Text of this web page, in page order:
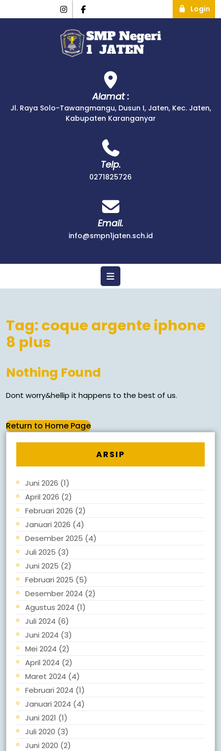
Login
Alamat :
Jl. Raya Solo-Tawangmangu, Dusun I, Jaten, Kec. Jaten,
Kabupaten Karanganyar
Telp.
0271825726
Email.
info@smpn1jaten.sch.id
Tag: coque argente iphone
8 plus
Nothing Found
Dont worry&hellip it happens to the best of us.
Return to Home Page
ARSIP
Juni 2026 (1)
April 2026 (2)
Februari 2026 (2)
Januari 2026 (4)
Desember 2025 (4)
Juli 2025 (3)
Juni 2025 (2)
Februari 2025 (5)
Desember 2024 (2)
Agustus 2024 (1)
Juli 2024 (6)
Juni 2024 (3)
Mei 2024 (2)
April 2024 (2)
Maret 2024 (4)
Februari 2024 (1)
Januari 2024 (4)
Juni 2021 (1)
Juli 2020 (3)
Juni 2020 (2)